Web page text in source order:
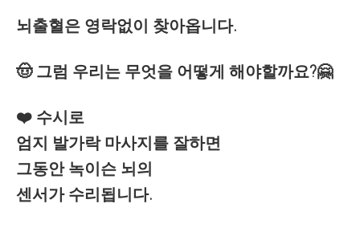
뇌출혈은 영락없이 찾아옵니다.
🤠 그럼 우리는 무엇을 어떻게 해야할까요?🤗
❤️ 수시로
엄지 발가락 마사지를 잘하면
그동안 녹이슨 뇌의
센서가 수리됩니다.